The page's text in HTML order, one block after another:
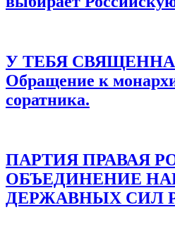
У ТЕБЯ
Обращение к
соратника.
ПАРТИЯ ПРАВАЯ
ОБЪЕДИНЕНИЕ
ДЕРЖАВНЫХ СИЛ